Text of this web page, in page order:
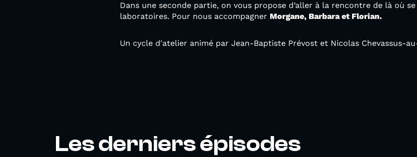
Dans une seconde partie, on vous propose d’aller à la rencontre de là où
laboratoires. Pour nous accompagner Morgane, Barbara et Florian.
Un cycle d'atelier animé par Jean-Baptiste Prévost et Nicolas Chevassus-
Les derniers épisodes